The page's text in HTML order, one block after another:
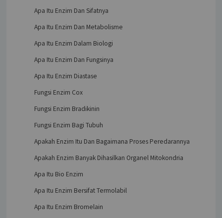
Apa Itu Enzim Dan Sifatnya
Apa Itu Enzim Dan Metabolisme
Apa Itu Enzim Dalam Biologi
Apa Itu Enzim Dan Fungsinya
Apa Itu Enzim Diastase
Fungsi Enzim Cox
Fungsi Enzim Bradikinin
Fungsi Enzim Bagi Tubuh
Apakah Enzim Itu Dan Bagaimana Proses Peredarannya
Apakah Enzim Banyak Dihasilkan Organel Mitokondria
Apa Itu Bio Enzim
Apa Itu Enzim Bersifat Termolabil
Apa Itu Enzim Bromelain